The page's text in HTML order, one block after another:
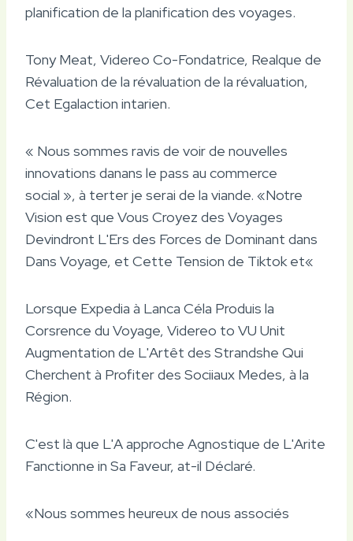
planification de la planification des voyages.
Tony Meat, Videreo Co-Fondatrice, Realque de
Révaluation de la révaluation de la révaluation,
Cet Egalaction intarien.
« Nous sommes ravis de voir de nouvelles
innovations danans le pass au commerce
social », à terter je serai de la viande. «Notre
Vision est que Vous Croyez des Voyages
Devindront L'Ers des Forces de Dominant dans
Dans Voyage, et Cette Tension de Tiktok et«
Lorsque Expedia à Lanca Céla Produis la
Corsrence du Voyage, Videreo to VU Unit
Augmentation de L'Artêt des Strandshe Qui
Cherchent à Profiter des Sociiaux Medes, à la
Région.
C'est là que L'A approche Agnostique de L'Arite
Fanctionne in Sa Faveur, at-il Déclaré.
«Nous sommes heureux de nous associés